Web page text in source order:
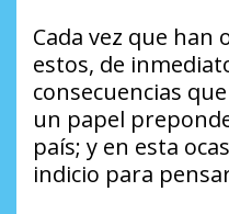
Cada vez que han
estos, de
consecuencias
un papel
país; y en esta
indicio para